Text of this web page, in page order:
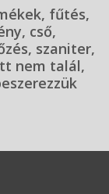
fűtés,
cső,
szaniter,
nem talál,